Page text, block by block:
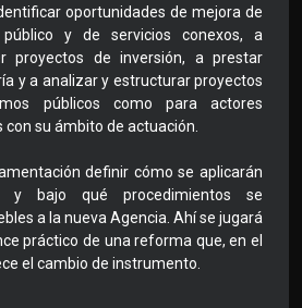
oportunidades de mejora de
y de servicios conexos, a
proyectos de inversión, a prestar
y a analizar y estructurar proyectos
públicos como para actores
con su ámbito de actuación.
definir cómo se aplicarán
y bajo qué procedimientos se
a la nueva Agencia. Ahí se jugará
práctico de una reforma que, en el
el cambio de instrumento.